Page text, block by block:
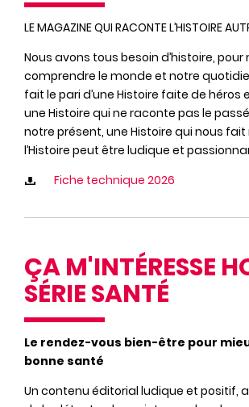
LE MAGAZINE QUI RACONTE L’HISTOIRE
Nous avons tous besoin d’histoire, pour
comprendre le monde et notre
fait le pari d’une Histoire faite de héros
une Histoire qui ne raconte pas le
notre présent, une Histoire qui nous fait
l’Histoire peut être ludique et
Fiche technique 2026
ÇA M'INTÉRESSE
SÉRIE SANTÉ
Le rendez-vous bien-être pour
bonne santé
Un contenu éditorial ludique et positif,